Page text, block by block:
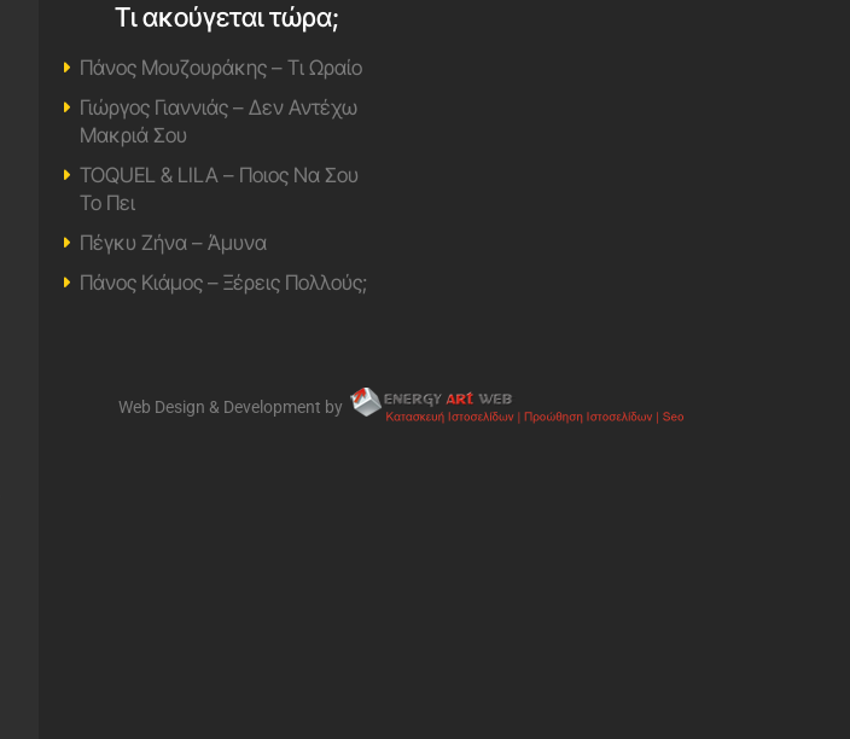
Τι ακούγεται τώρα;
Πάνος Μουζουράκης – Τι Ωραίο
Γιώργος Γιαννιάς – Δεν Αντέχω
Μακριά Σου
TOQUEL & LILA – Ποιος Να Σου
Το Πει
Πέγκυ Ζήνα – Άμυνα
Πάνος Κιάμος – Ξέρεις Πολλούς;
Web Design & Development by